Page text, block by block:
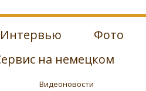
Интервью Фото
на немецком
Видеоновости